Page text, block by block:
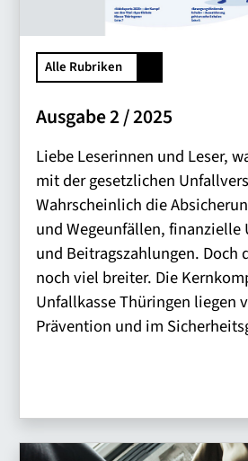
Alle Rubriken
Ausgabe 2 / 2025
Liebe Leserinnen und Leser,
mit der gesetzlichen
Wahrscheinlich die
und Wegeunfällen, finanzielle
und Beitragszahlungen. Doch
noch viel breiter. Die
Unfallkasse Thüringen liegen
Prävention und im